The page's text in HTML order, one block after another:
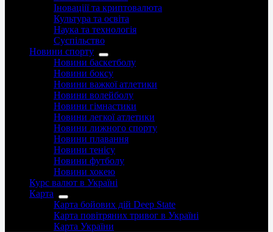
Іноваціії та криптовалюта
Культура та освіта
Наука та технологія
Суспільство
Новини спорту
Новини баскетболу
Новини боксу
Новини важкої атлетики
Новини волейболу
Новини гімнастики
Новини легкої атлетики
Новини лижного спорту
Новини плавання
Новини тенісу
Новини футболу
Новини хокею
Курс валют в Україні
Карта
Карта бойових дій Deep State
Карта повітряних тривог в Україні
Карта України